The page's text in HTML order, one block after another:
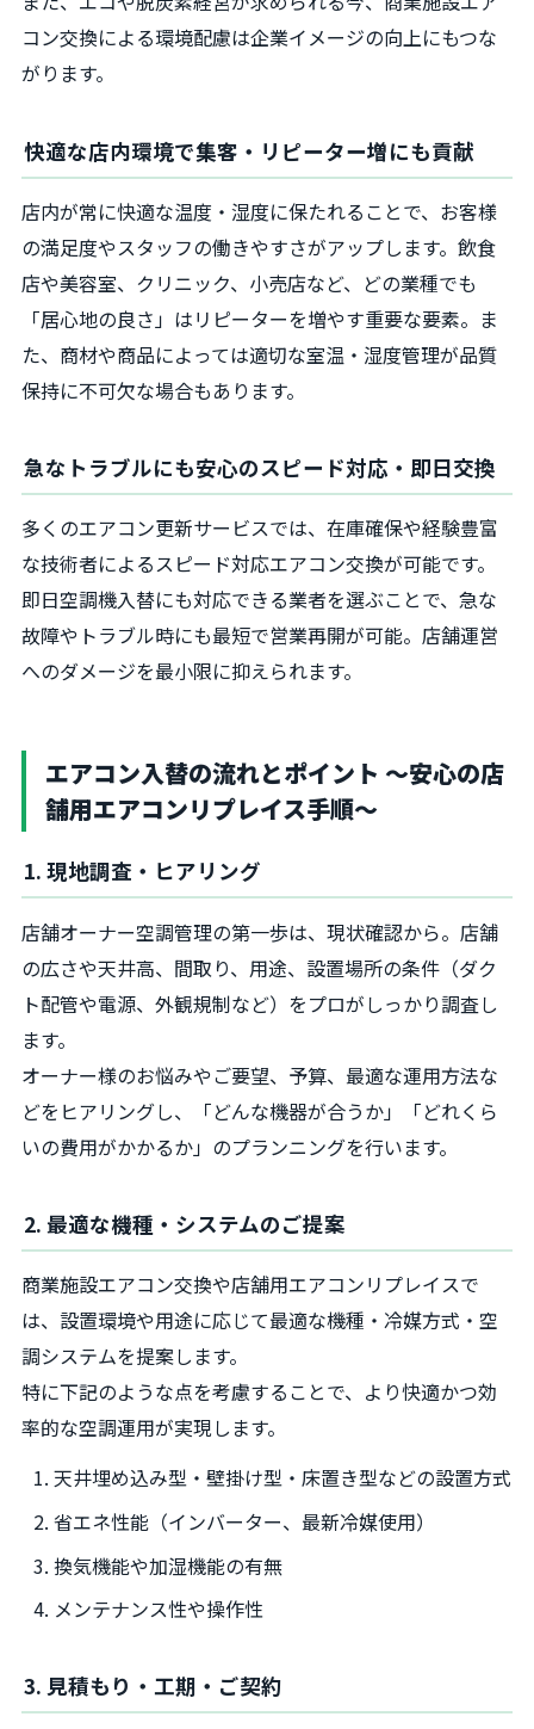
コン交換による環境配慮は企業イメージの向上にもつな
がります。
快適な店内環境で集客・リピーター増にも貢献
店内が常に快適な温度・湿度に保たれることで、お客様
の満足度やスタッフの働きやすさがアップします。飲食
店や美容室、クリニック、小売店など、どの業種でも
「居心地の良さ」はリピーターを増やす重要な要素。ま
た、商材や商品によっては適切な室温・湿度管理が品質
保持に不可欠な場合もあります。
急なトラブルにも安心のスピード対応・即日交換
多くのエアコン更新サービスでは、在庫確保や経験豊富
な技術者によるスピード対応エアコン交換が可能です。
即日空調機入替にも対応できる業者を選ぶことで、急な
故障やトラブル時にも最短で営業再開が可能。店舗運営
へのダメージを最小限に抑えられます。
エアコン入替の流れとポイント 〜安心の店
舗用エアコンリプレイス手順〜
1. 現地調査・ヒアリング
店舗オーナー空調管理の第一歩は、現状確認から。店舗
の広さや天井高、間取り、用途、設置場所の条件（ダク
ト配管や電源、外観規制など）をプロがしっかり調査し
ます。
オーナー様のお悩みやご要望、予算、最適な運用方法な
どをヒアリングし、「どんな機器が合うか」「どれくら
いの費用がかかるか」のプランニングを行います。
2. 最適な機種・システムのご提案
商業施設エアコン交換や店舗用エアコンリプレイスで
は、設置環境や用途に応じて最適な機種・冷媒方式・空
調システムを提案します。
特に下記のような点を考慮することで、より快適かつ効
率的な空調運用が実現します。
天井埋め込み型・壁掛け型・床置き型などの設置方式
省エネ性能（インバーター、最新冷媒使用）
換気機能や加湿機能の有無
メンテナンス性や操作性
3. 見積もり・工期・ご契約